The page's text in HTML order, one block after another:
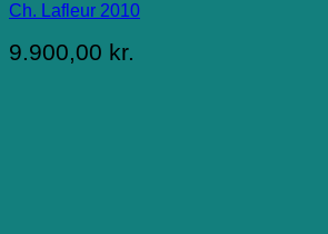
Ch. Lafleur 2010
9.900,00 kr.